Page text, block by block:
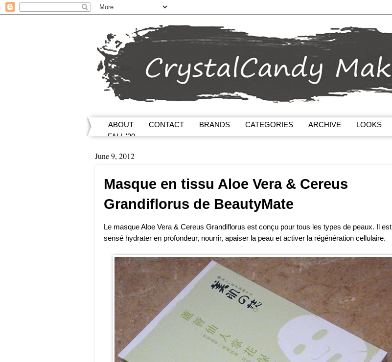
ABOUT CONTACT BRANDS CATEGORIES ARCHIVE LOOKS
FALL '20
June 9, 2012
Masque en tissu Aloe Vera & Cereus
Grandiflorus de BeautyMate
Le masque Aloe Vera & Cereus Grandiflorus est conçu pour tous les types de peaux. Il est
sensé hydrater en profondeur, nourrir, apaiser la peau et activer la régénération cellulaire.